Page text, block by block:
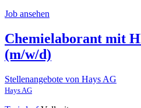
Job ansehen
Chemielaborant mit
(m/w/d)
Stellenangebote von Hays AG
Hays AG